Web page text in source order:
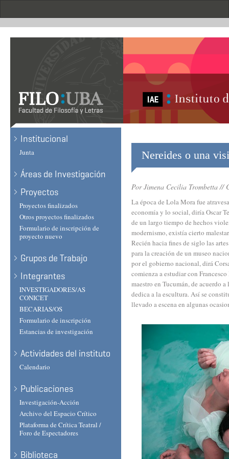
Institucional
Junta
Áreas de Investigación
Proyectos
Proyectos finalizados
Otros proyectos finalizados
Formulario de inscripción de
proyecto nuevo
Grupos de Trabajo
Integrantes
INVESTIGADORES/AS
CONICET
BECARIAS/OS
Formulario de inscripción
Estancias de investigación
Actividades del instituto
Calendario
Publicaciones
Investigación-Acción
Archivo del Espacio Crítico
Plataforma de Crítica Teatral /
Foro de Espectadores
Biblioteca
Nereides o una
Por Jimena Cecilia Trombetta //
La época de Lola Mora fue
economía y lo social, diría Oscar
de un largo tiempo de hechos
modernismo, existía cierto
Recién hacia fines de siglo las
para la creación de un museo
por el gobierno nacional, dirá
comienza a estudiar con
maestro en Tucumán, de acuerdo
dedica a la escultura. Así se
llevado a escena en algunas